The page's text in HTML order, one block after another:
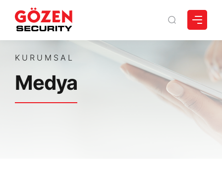
KURUMSAL
Medya